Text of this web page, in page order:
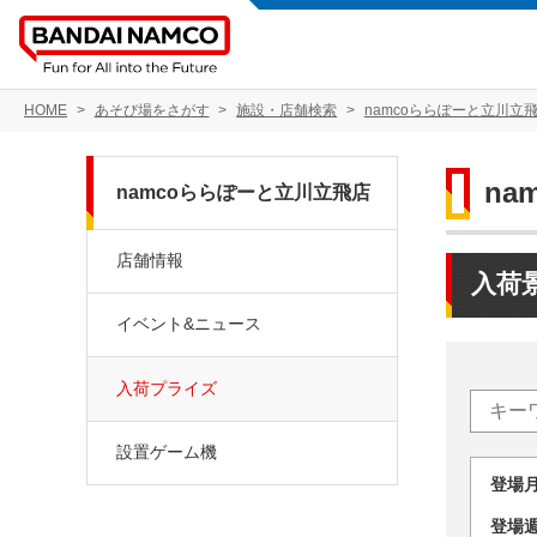
HOME あそび場をさがす 施設・店舗検索 namcoららぽーと立川立
入荷
登
登
namcoららぽーと立川立飛店
店舗情報
イベント&ニュース
入荷プライズ
設置ゲーム機